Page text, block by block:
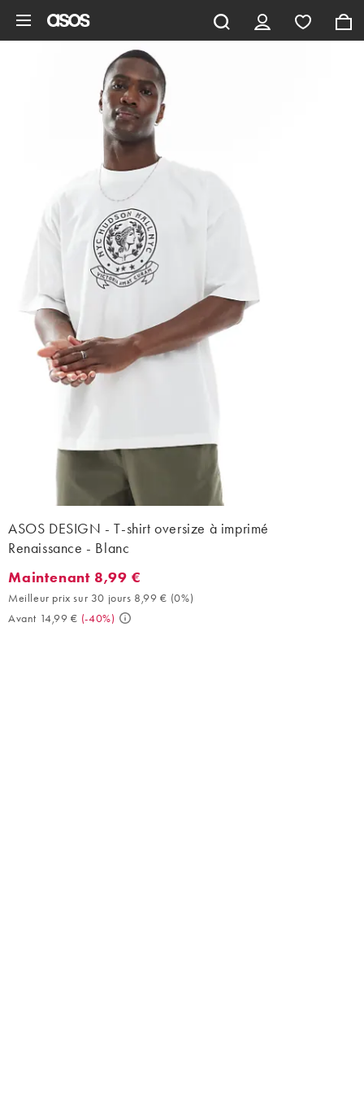
ASOS DESIGN - T-shirt oversize à imprimé
Renaissance - Blanc
Maintenant 8,99 €. Meilleur prix sur 30 jours 8,99 € (0%).
Maintenant 8,99 €
Meilleur prix sur 30 jours 8,99 € (0%)
Avant 14,99 € (-40%)